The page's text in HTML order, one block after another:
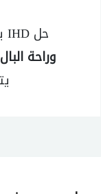
حل IHD يضمن لكم
وراحة البال